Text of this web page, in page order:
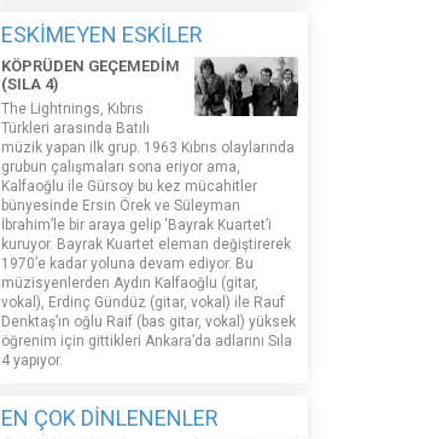
ESKİMEYEN ESKİLER
KÖPRÜDEN GEÇEMEDİM
(SILA 4)
The Lightnings, Kıbrıs
Türkleri arasında Batılı
müzik yapan ilk grup. 1963 Kıbrıs olaylarında
grubun çalışmaları sona eriyor ama,
Kalfaoğlu ile Gürsoy bu kez mücahitler
bünyesinde Ersin Örek ve Süleyman
İbrahim’le bir araya gelip ‘Bayrak Kuartet’i
kuruyor. Bayrak Kuartet eleman değiştirerek
1970’e kadar yoluna devam ediyor. Bu
müzisyenlerden Aydın Kalfaoğlu (gitar,
vokal), Erdinç Gündüz (gitar, vokal) ile Rauf
Denktaş’ın oğlu Raif (bas gitar, vokal) yüksek
öğrenim için gittikleri Ankara’da adlarını Sıla
4 yapıyor.
EN ÇOK DİNLENENLER